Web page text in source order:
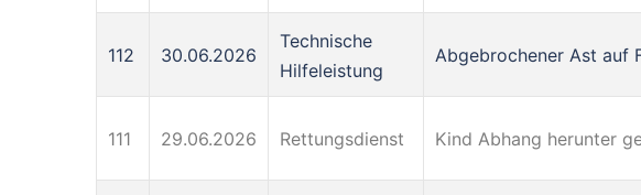
112 30.06.2026
Technische
Hilfeleistung
Abgebrochener Ast auf
111 29.06.2026 Rettungsdienst Kind Abhang herunter